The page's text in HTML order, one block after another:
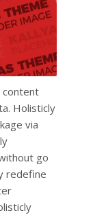
content
Holisticly
via
go
redefine